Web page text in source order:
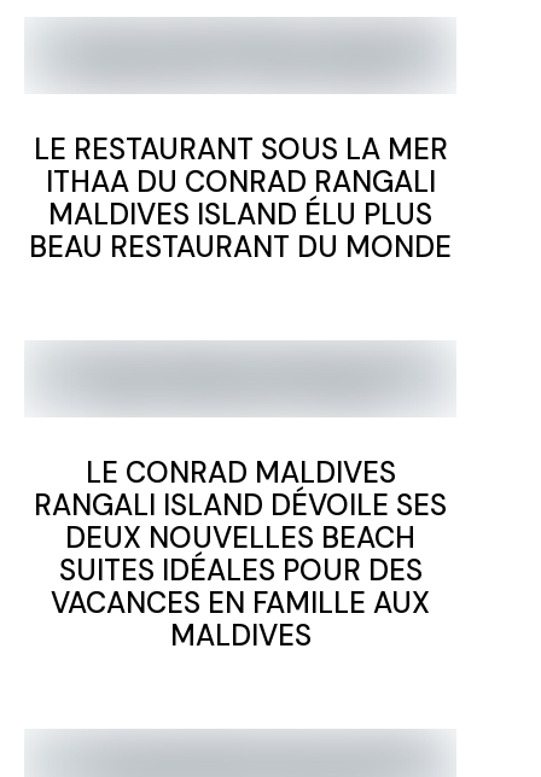
LE RESTAURANT SOUS LA MER
ITHAA DU CONRAD RANGALI
MALDIVES ISLAND ÉLU PLUS
BEAU RESTAURANT DU MONDE
LE CONRAD MALDIVES
RANGALI ISLAND DÉVOILE SES
DEUX NOUVELLES BEACH
SUITES IDÉALES POUR DES
VACANCES EN FAMILLE AUX
MALDIVES